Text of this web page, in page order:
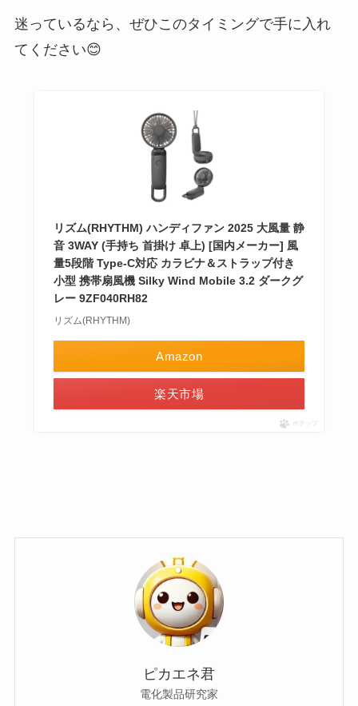
迷っているなら、ぜひこのタイミングで手に入れ
てください😊
リズム(RHYTHM) ハンディファン 2025 大風量 静
音 3WAY (手持ち 首掛け 卓上) [国内メーカー] 風
量5段階 Type-C対応 カラビナ＆ストラップ付き
小型 携帯扇風機 Silky Wind Mobile 3.2 ダークグ
レー 9ZF040RH82
リズム(RHYTHM)
Amazon
楽天市場
ポチップ
ピカエネ君
電化製品研究家